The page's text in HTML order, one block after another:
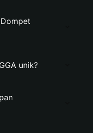
unik?